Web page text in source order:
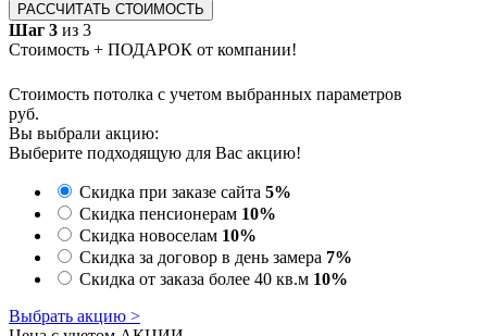
РАССЧИТАТЬ СТОИМОСТЬ
Шаг 3 из 3
Стоимость + ПОДАРОК от компании!
Стоимость потолка с учетом выбранных параметров
руб.
Вы выбрали акцию:
Выберите подходящую для Вас акцию!
Скидка при заказе сайта 5%
Скидка пенсионерам 10%
Скидка новоселам 10%
Скидка за договор в день замера 7%
Скидка от заказа более 40 кв.м 10%
Выбрать акцию >